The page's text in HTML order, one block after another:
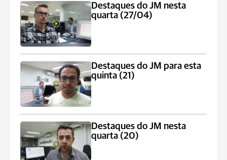
Destaques do JM nesta
quarta (27/04)
Destaques do JM para esta
quinta (21)
Destaques do JM nesta
quarta (20)